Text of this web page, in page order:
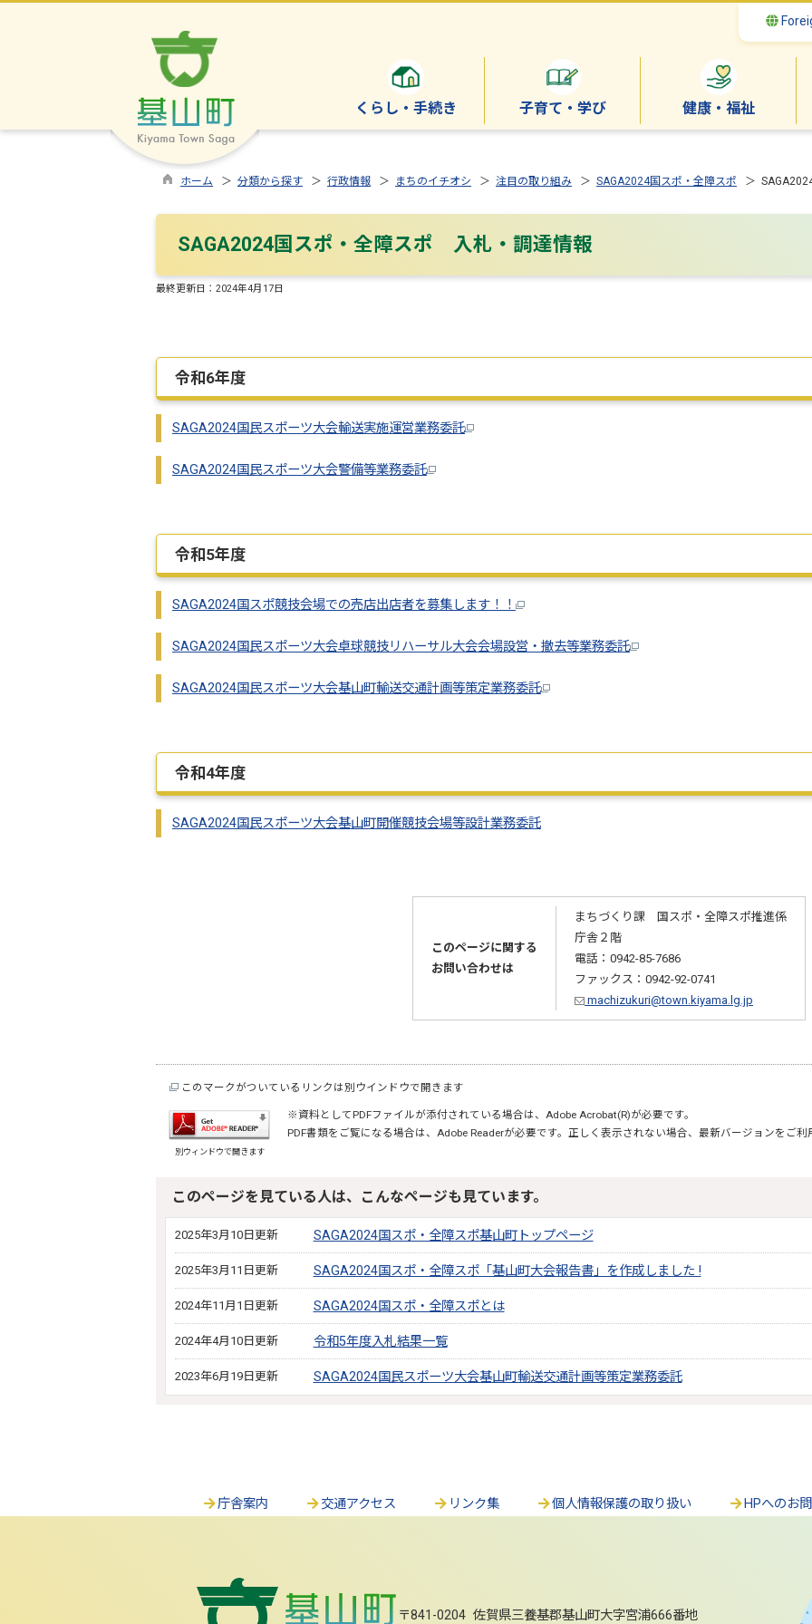
くらし・手続き 子育て・学び 健康・福祉
ホーム ＞ 分類から探す ＞ 行政情報 ＞ まちのイチオシ ＞ 注目の取り組み ＞ SAGA2024国スポ・全障スポ ＞
SAGA2024国スポ・全障スポ 入札・調達情報
最終更新日： 2024年4月17日
令和6年度
SAGA2024国民スポーツ大会輸送実施運営業務委託
SAGA2024国民スポーツ大会警備等業務委託
令和5年度
SAGA2024国スポ競技会場での売店出店者を募集します！！
SAGA2024国民スポーツ大会卓球競技リハーサル大会会場設営・撤去等業務委託
SAGA2024国民スポーツ大会基山町輸送交通計画等策定業務委託
令和4年度
SAGA2024国民スポーツ大会基山町開催競技会場等設計業務委託
このページに関する
お問い合わせは
まちづくり課 国スポ・全障スポ推進係
庁舎２階
電話：0942-85-7686
ファックス：0942-92-0741
machizukuri@town.kiyama.lg.jp
このマークがついているリンクは別ウインドウで開きます
別ウィンドウで開きます
※資料としてPDFファイルが添付されている場合は、Adobe Acrobat(R)が必要です。
PDF書類をご覧になる場合は、Adobe Readerが必要です。正しく表示されない場合、最新バージョンをご利
このページを見ている人は、こんなページも見ています。
2025年3月10日更新 SAGA2024国スポ・全障スポ基山町トップページ
2025年3月11日更新 SAGA2024国スポ・全障スポ「基山町大会報告書」を作成しました !
2024年11月1日更新 SAGA2024国スポ・全障スポとは
2024年4月10日更新 令和5年度入札結果一覧
2023年6月19日更新 SAGA2024国民スポーツ大会基山町輸送交通計画等策定業務委託
庁舎案内 交通アクセス リンク集 個人情報保護の取り扱い HPへのお
〒841-0204 佐賀県三養基郡基山町大字宮浦666番地